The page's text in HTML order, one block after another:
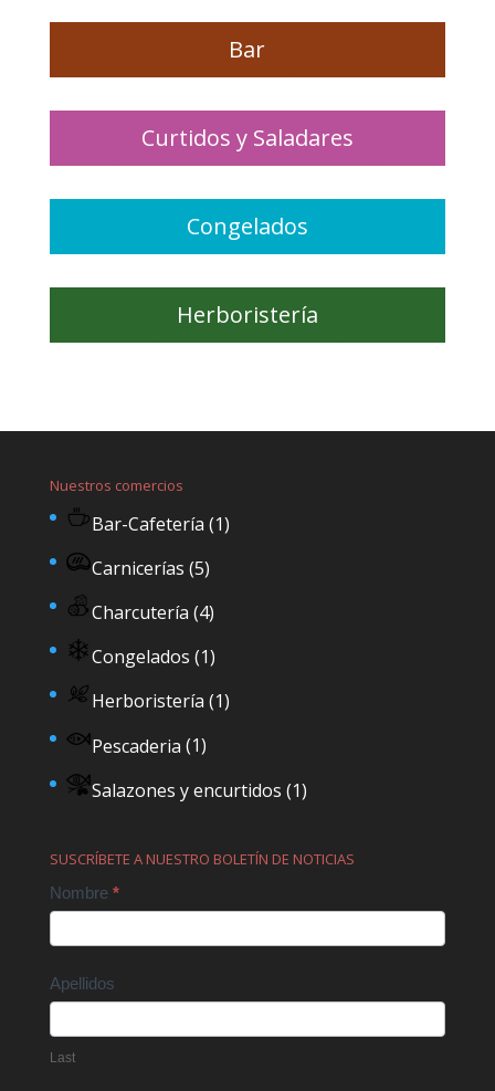
Bar
Curtidos y Saladares
Congelados
Herboristería
Nuestros comercios
Bar-Cafetería (1)
Carnicerías (5)
Charcutería (4)
Congelados (1)
Herboristería (1)
Pescaderia (1)
Salazones y encurtidos (1)
SUSCRÍBETE A NUESTRO BOLETÍN DE NOTICIAS
Contact
Nombre *
Apellidos
Last